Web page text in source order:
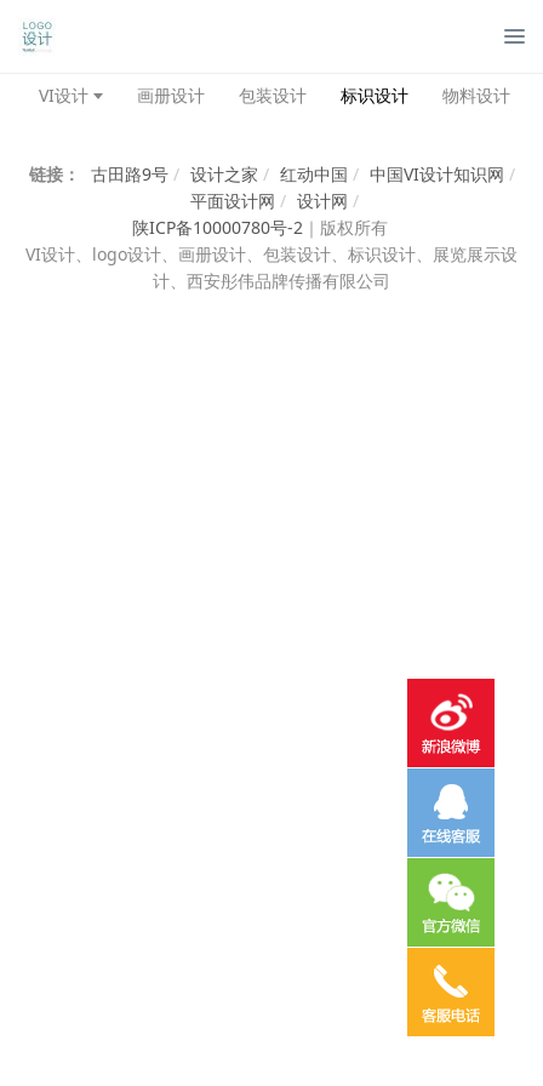
VI设计 画册设计 包装设计 标识设计 物料设计
链接： 古田路9号 / 设计之家 / 红动中国 / 中国VI设计知识网 /
平面设计网 / 设计网 /
陕ICP备10000780号-2 ｜ 版权所有
VI设计、 logo设计、画册设计、包装设计、标识设计、展览展示设
计、西安彤伟品牌传播有限公司